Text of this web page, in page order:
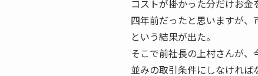
コストが掛かった分だけお金
四年前だったと思いますが
という結果が出た。
そこで前社長の上村さんが
並みの取引条件にしなければ